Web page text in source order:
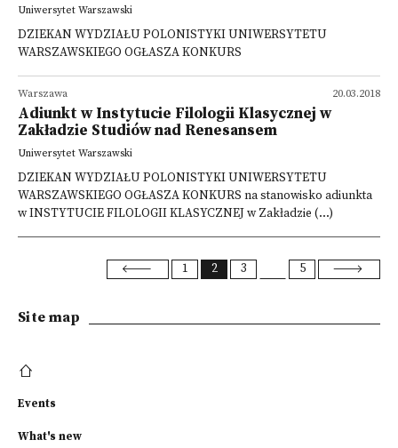
Uniwersytet Warszawski
DZIEKAN WYDZIAŁU POLONISTYKI UNIWERSYTETU
WARSZAWSKIEGO OGŁASZA KONKURS
20.03.2018
Warszawa
Adiunkt w Instytucie Filologii Klasycznej w
Zakładzie Studiów nad Renesansem
Uniwersytet Warszawski
DZIEKAN WYDZIAŁU POLONISTYKI UNIWERSYTETU
WARSZAWSKIEGO OGŁASZA KONKURS na stanowisko adiunkta
w INSTYTUCIE FILOLOGII KLASYCZNEJ w Zakładzie (...)
1 2 3 5
Site map
Events
What's new